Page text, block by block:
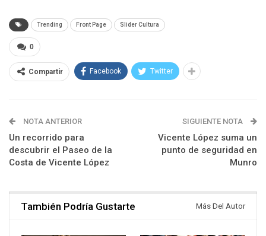
Trending Front Page Slider Cultura
0
Compartir Facebook Twitter
NOTA ANTERIOR
Un recorrido para
descubrir el Paseo de la
Costa de Vicente López
SIGUIENTE NOTA
Vicente López suma un
punto de seguridad en
Munro
También Podría Gustarte Más Del Autor